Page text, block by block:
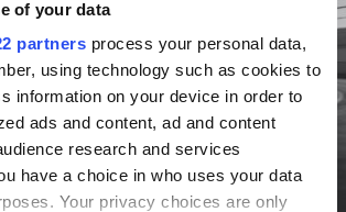
of your data
partners process your personal data,
using technology such as cookies to
information on your device in order to
ads and content, ad and content
research and services
have a choice in who uses your data
Your privacy choices are only